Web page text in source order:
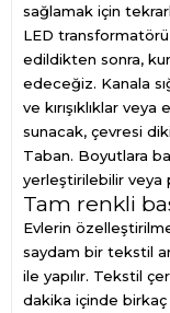
sağlamak için
LED
edildikten sonra,
edeceğiz. Kanala
ve kırışıklıklar
sunacak, çevresi
Taban. Boyutlara
yerleştirilebilir veya
Tam renkli
Evlerin
saydam bir tekstil
ile yapılır. Tekstil
dakika içinde birkaç